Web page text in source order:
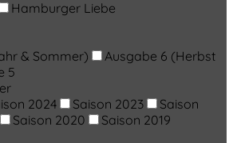
Hamburger Liebe
& Sommer)
Ausgabe 6 (Herbst
5
2024 Saison 2023
Saison
Saison 2020
Saison 2019